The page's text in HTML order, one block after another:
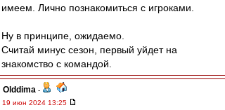
имеем. Лично познакомиться с игроками.
Ну в принципе, ожидаемо.
Считай минус сезон, первый уйдет на
знакомство с командой.
Olddima -
19 июн 2024 13:25